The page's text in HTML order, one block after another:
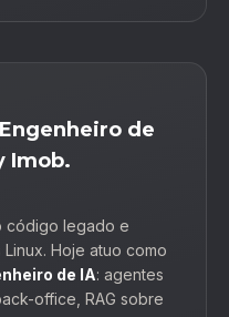
de
Imob.
código legado e
Hoje atuo como
de IA: agentes
office, RAG sobre